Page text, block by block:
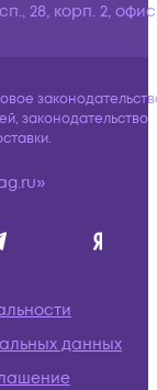
28, корп. 2,
законодательство
данных